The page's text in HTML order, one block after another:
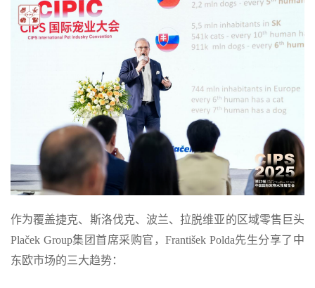
作为覆盖捷克、斯洛伐克、波兰、拉脱维亚的区域零售巨头
Plaček Group集团首席采购官，František Polda先生分享了中
东欧市场的三大趋势：